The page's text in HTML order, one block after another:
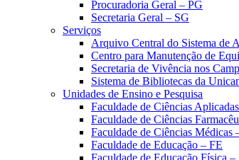
Procuradoria Geral – PG
Secretaria Geral – SG
Serviços
Arquivo Central do Sistema de
Centro para Manutenção de
Secretaria de Vivência nos
Sistema de Bibliotecas da
Unidades de Ensino e Pesquisa
Faculdade de Ciências
Faculdade de Ciências
Faculdade de Ciências Médicas
Faculdade de Educação – FE
Faculdade de Educação Física –